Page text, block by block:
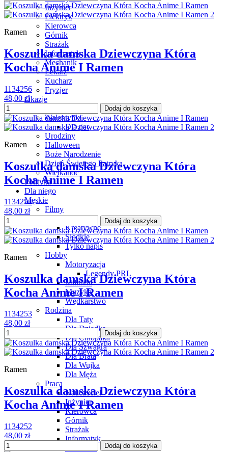
Inżynier
Elektryk
Kierowca
Górnik
Strażak
Informatyk
Mechanik
Lekarz
Kucharz
Fryzjer
Okazje
Walentynki
Dla par
Urodziny
Halloween
Boże Narodzenie
Dzień Świętego Patryka
Wielkanoc
Polityka
Dla niego
Męskie
Filmy
Inne
Kreatywne
Słodkie
Tylko napis
Hobby
Motoryzacja
Legendy PRL
Militaria
Muzyka
Wędkarstwo
Rodzina
Dla Taty
Dla Dziadka
Dla Chłopaka
Dla Szwagra
Dla Brata
Dla Wujka
Dla Męża
Praca
Nauczyciel
Inżynier
Kierowca
Górnik
Strażak
Informatyk
Ramen
Koszulka damska Dziewczyna Która
Kocha Anime I Ramen
1134256
48,00 zł
Dodaj do koszyka
Ramen
Koszulka damska Dziewczyna Która
Kocha Anime I Ramen
1134254
48,00 zł
Dodaj do koszyka
Ramen
Koszulka damska Dziewczyna Która
Kocha Anime I Ramen
1134253
48,00 zł
Dodaj do koszyka
Ramen
Koszulka damska Dziewczyna Która
Kocha Anime I Ramen
1134252
48,00 zł
Dodaj do koszyka